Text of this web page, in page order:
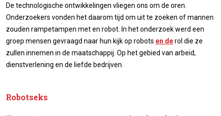
De technologische ontwikkelingen vliegen ons om de oren.
Onderzoekers vonden het daarom tijd om uit te zoeken of mannen
zouden rampetampen met en robot. In het onderzoek werd een
groep mensen gevraagd naar hun kijk op robots en derol die ze
zullen innemen in de maatschappij. Op het gebied van arbeid,
dienstverlening en de liefde bedrijven.
Robotseks